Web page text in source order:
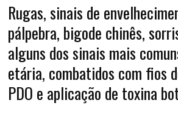
Rugas, sinais de
pálpebra, bigode chinês,
alguns dos sinais mais
etária, combatidos com fios
PDO e aplicação de toxina